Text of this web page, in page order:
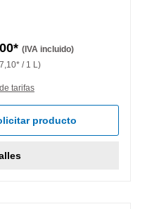
(IVA incluido)
/ 1 L)
tarifas
producto